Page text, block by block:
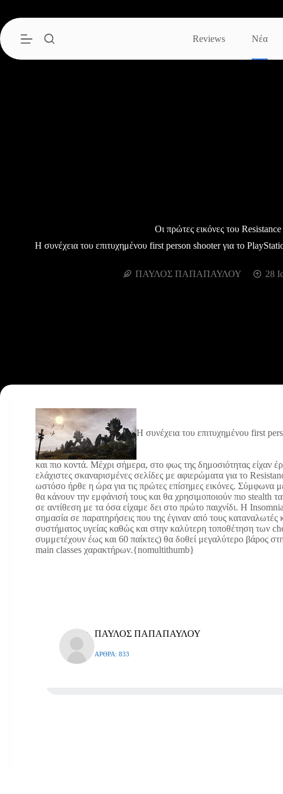
περιεχόμενο
Reviews
Νέα
Οι πρώτες εικόνες του Resistance
H συνέχεια του επιτυχημένου first person shooter για το
ΠΑΥΛΟΣ ΠΑΠΑΠΑΥΛΟΥ 28
H συνέχεια του επιτυχημένου first
και πιο κοντά. Μέχρι σήμερα, στο φως της δημοσιότητας είχαν
ελάχιστες σκαναρισμένες σελίδες με αφιερώματα για το
ωστόσο ήρθε η ώρα για τις πρώτες επίσημες εικόνες. Σύμφωνα
θα κάνουν την εμφάνισή τους και θα χρησιμοποιούν πιο stealth
σε αντίθεση με τα όσα είχαμε δει στο πρώτο παιχνίδι. Η
σημασία σε παρατηρήσεις που της έγιναν από τους
συστήματος υγείας καθώς και στην καλύτερη τοποθέτηση των
συμμετέχουν έως και 60 παίκτες) θα δοθεί μεγαλύτερο βάρος
main classes χαρακτήρων.{nomultithumb}
ΠΑΥΛΟΣ ΠΑΠΑΠΑΥΛΟΥ
ΆΡΘΡΑ: 833